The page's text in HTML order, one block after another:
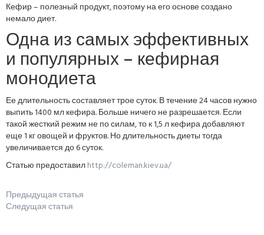
Кефир – полезный продукт, поэтому на его основе создано
немало диет.
Одна из самых эффективных
и популярных – кефирная
монодиета
Ее длительность составляет трое суток. В течение 24 часов нужно
выпить 1400 мл кефира. Больше ничего не разрешается. Если
такой жесткий режим не по силам, то к 1,5 л кефира добавляют
еще 1 кг овощей и фруктов. Но длительность диеты тогда
увеличивается до 6 суток.
Статью предоставилhttp://coleman.kiev.ua/
Предыдущая статья
Следущая статья